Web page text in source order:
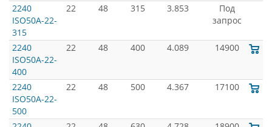
2240
ISO50A-22-
315
22 48 315 3.853
Под
запрос
2240
ISO50A-22-
400
22 48 400 4.089 14900
2240
ISO50A-22-
500
22 48 500 4.367 17100